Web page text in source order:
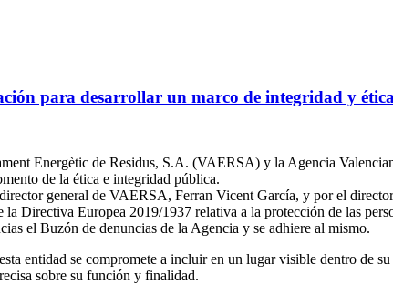
para desarrollar un marco de integridad y
Energètic de Residus, S.A. (VAERSA) y la Agencia
de la ética e integridad pública.
general de VAERSA, Ferran Vicent García, y por el
Directiva Europea 2019/1937 relativa a la protección de las
el Buzón de denuncias de la Agencia y se adhiere al mismo.
entidad se compromete a incluir en un lugar visible dentro de
sobre su función y finalidad.